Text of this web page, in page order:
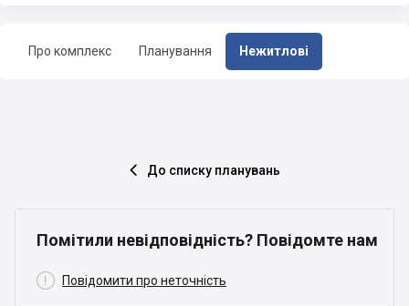
Про комплекс Планування Нежитлові
 До списку планувань
Помітили невідповідність? Повідомте нам
 Повідомити про неточність